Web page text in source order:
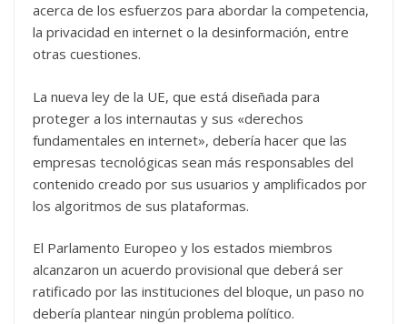
acerca de los esfuerzos para abordar la competencia,
la privacidad en internet o la desinformación, entre
otras cuestiones.
La nueva ley de la UE, que está diseñada para
proteger a los internautas y sus «derechos
fundamentales en internet», debería hacer que las
empresas tecnológicas sean más responsables del
contenido creado por sus usuarios y amplificados por
los algoritmos de sus plataformas.
El Parlamento Europeo y los estados miembros
alcanzaron un acuerdo provisional que deberá ser
ratificado por las instituciones del bloque, un paso no
debería plantear ningún problema político.